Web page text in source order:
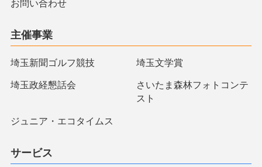
お問い合わせ
主催事業
埼玉新聞ゴルフ競技 埼玉文学賞
埼玉政経懇話会
さいたま森林フォトコンテ
スト
ジュニア・エコタイムス
サービス